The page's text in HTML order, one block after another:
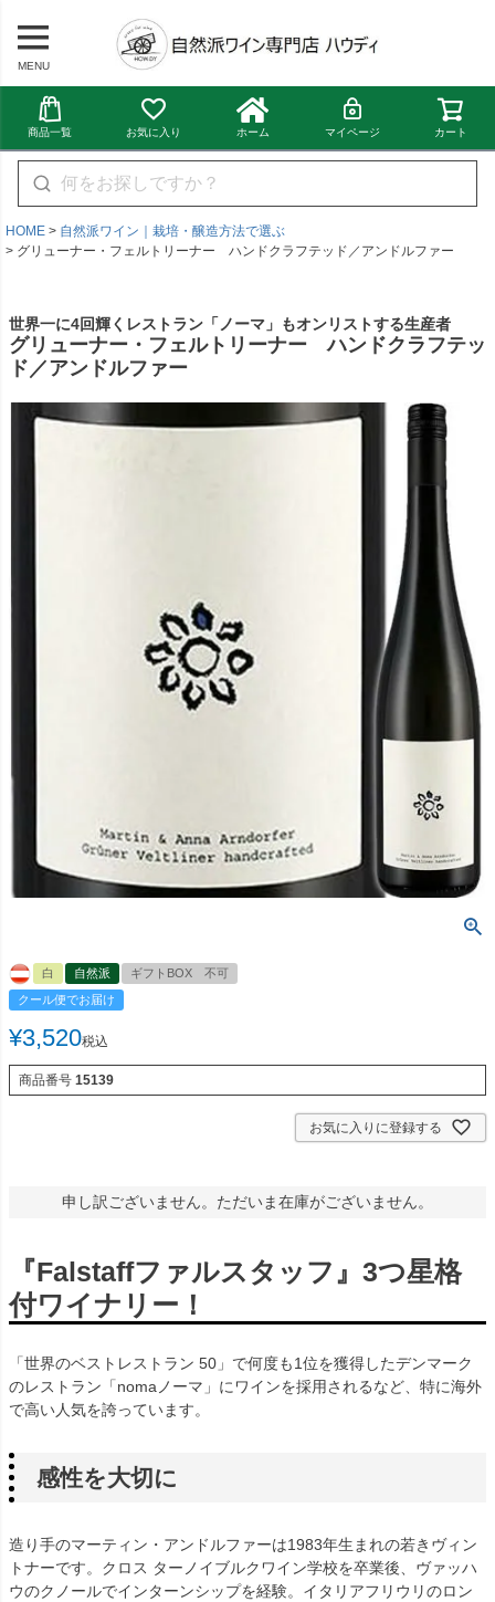
MENU
商品一覧 お気に入り ホーム マイページ カート
HOME
自然派ワイン｜栽培・醸造方法で選ぶ
グリューナー・フェルトリーナー ハンドクラフテッド／アンドルファー
世界一に4回輝くレストラン「ノーマ」もオンリストする生産者
グリューナー・フェルトリーナー ハンドクラフテッ
ド／アンドルファー
白 自然派
ギフトBOX 不可
クール便でお届け
¥3,520税込
商品番号 15139
お気に入りに登録する
申し訳ございません。ただいま在庫がございません。
『Falstaffファルスタッフ』3つ星格
付ワイナリー！
「世界のベストレストラン 50」で何度も1位を獲得したデンマーク
のレストラン「nomaノーマ」にワインを採用されるなど、特に海外
で高い人気を誇っています。
感性を大切に
造り手のマーティン・アンドルファーは1983年生まれの若きヴィン
トナーです。クロス ターノイブルクワイン学校を卒業後、ヴァッハ
ウのクノールでインターンシップを経験。イタリアフリウリのロン